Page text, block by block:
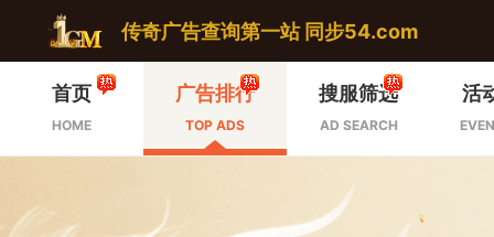
传奇广告查询第一站 同步54.com
首页
HOME
广告排行
TOP ADS
搜服筛选
AD SEARCH
活